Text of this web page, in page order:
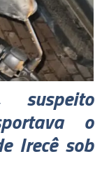
suspeito
o
Irecê sob